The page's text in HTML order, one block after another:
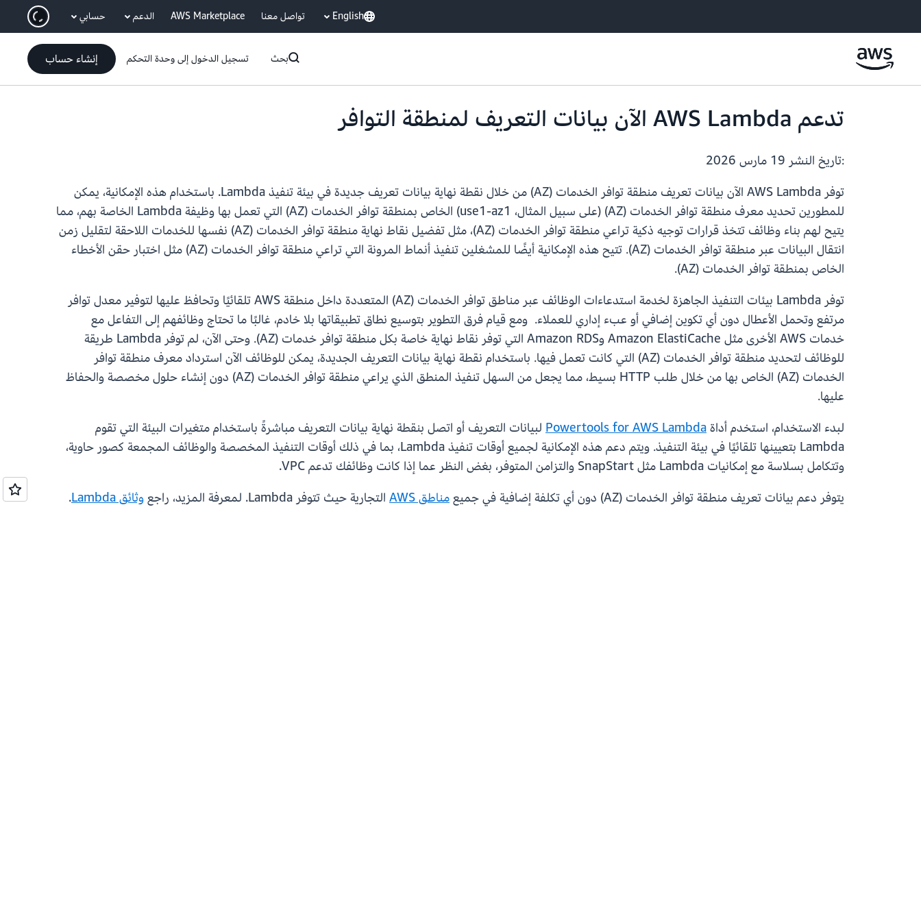
انتقل إلى المحتوى الرئيسي English تواصل معنا AWS Marketplace الدعم حسابي
بحث تسجيل الدخول إلى وحدة التحكم إنشاء حساب
تدعم AWS Lambda الآن بيانات التعريف لمنطقة التوافر
:تاريخ النشر
توفر AWS Lambda الآن بيانات تعريف منطقة توافر الخدمات (AZ) من خلال نقطة نهاية بيانات تعريف جديدة في بيئة تنفيذ Lambda. باستخدام هذه الإمكانية، يمكن
للمطورين تحديد معرف منطقة توافر الخدمات (AZ) (على سبيل المثال، use1-az1) الخاص بمنطقة توافر الخدمات (AZ) التي تعمل بها وظيفة Lambda الخاصة بهم، مما
يتيح لهم بناء وظائف تتخذ قرارات توجيه ذكية تراعي منطقة توافر الخدمات (AZ)، مثل تفضيل نقاط نهاية منطقة توافر الخدمات (AZ) نفسها للخدمات اللاحقة لتقليل زمن
انتقال البيانات عبر منطقة توافر الخدمات (AZ). تتيح هذه الإمكانية أيضًا للمشغلين تنفيذ أنماط المرونة التي تراعي منطقة توافر الخدمات (AZ) مثل اختبار حقن الأخطاء
الخاص بمنطقة توافر الخدمات (AZ).
توفر Lambda بيئات التنفيذ الجاهزة لخدمة استدعاءات الوظائف عبر مناطق توافر الخدمات (AZ) المتعددة داخل منطقة AWS تلقائيًا وتحافظ عليها لتوفير معدل توافر
مرتفع وتحمل الأعطال دون أي تكوين إضافي أو عبء إداري للعملاء. ومع قيام فرق التطوير بتوسيع نطاق تطبيقاتها بلا خادم، غالبًا ما تحتاج وظائفهم إلى التفاعل مع
خدمات AWS الأخرى مثل Amazon ElastiCache وAmazon RDS التي توفر نقاط نهاية خاصة بكل منطقة توافر خدمات (AZ). وحتى الآن، لم توفر Lambda طريقة
للوظائف لتحديد منطقة توافر الخدمات (AZ) التي كانت تعمل فيها. باستخدام نقطة نهاية بيانات التعريف الجديدة، يمكن للوظائف الآن استرداد معرف منطقة توافر
الخدمات (AZ) الخاص بها من خلال طلب HTTP بسيط، مما يجعل من السهل تنفيذ المنطق الذي يراعي منطقة توافر الخدمات (AZ) دون إنشاء حلول مخصصة والحفاظ
عليها.
لبدء الاستخدام، استخدم أداةPowertools for AWS Lambda لبيانات التعريف أو اتصل بنقطة نهاية بيانات التعريف مباشرةً باستخدام متغيرات البيئة التي تقوم
Lambda بتعيينها تلقائيًا في بيئة التنفيذ. ويتم دعم هذه الإمكانية لجميع أوقات تنفيذ Lambda، بما في ذلك أوقات التنفيذ المخصصة والوظائف المجمعة كصور حاوية،
وتتكامل بسلاسة مع إمكانيات Lambda مثل SnapStart والتزامن المتوفر، بغض النظر عما إذا كانت وظائفك تدعم VPC.
يتوفر دعم بيانات تعريف منطقة توافر الخدمات (AZ) دون أي تكلفة إضافية في جميع
مناطق AWS التجارية حيث تتوفر Lambda. لمعرفة المزيد، راجع وثائق Lambda .